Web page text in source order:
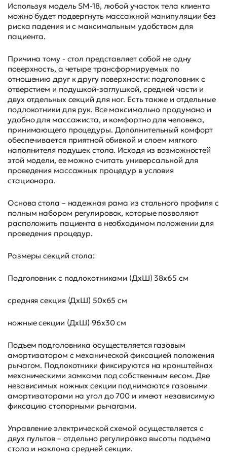
Используя модель SM-18, любой участок тела клиента
можно будет подвергнуть массажной манипуляции без
риска падения и с максимальным удобством для
пациента.
Причина тому - стол представляет собой не одну
поверхность, а четыре трансформируемых по
отношению друг к другу поверхности: подголовник с
отверстием и подушкой-заглушкой, средней части и
двух отдельных секций для ног. Есть также и отдельные
подлокотники для рук. Все максимально продумано и
удобно для массажиста, и комфортно для человека,
принимающего процедуры. Дополнительный комфорт
обеспечивается приятной обивкой и слоем мягкого
наполнителя подушек стола. Исходя из возможностей
этой модели, ее можно считать универсальной для
проведения массажных процедур в условия
стационара.
Основа стола – надежная рама из стального профиля с
полным набором регулировок, которые позволяют
расположить пациента в необходимом положении для
проведения процедур.
Размеры секций стола:
Подголовник с подлокотниками (ДхШ) 38х65 см
средняя секция (ДхШ) 50х65 см
ножные секции (ДхШ) 96х30 см
Подъем подголовника осуществляется газовым
амортизатором с механической фиксацией положения
рычагом. Подлокотники фиксируются на кронштейнах
механическими замками под собственным весом. Две
независимых ножных секции поднимаются газовыми
амортизаторами на угол до 700 и имеют независимую
фиксацию стопорными рычагами.
Управление электрической схемой осуществляется с
двух пультов – отдельно регулировка высоты подъема
стола и наклона средней секции.